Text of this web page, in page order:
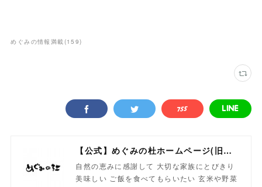
めぐみの情報満載(159)
【公式】めぐみの杜ホームページ(旧自然食工房）
自然の恵みに感謝して 大切な家族にとびきり
美味しい ご飯を食べてもらいたい 玄米や野菜